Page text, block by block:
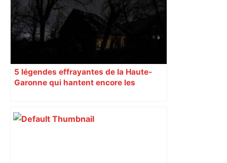
5 légendes effrayantes de la Haute-
Garonne qui hantent encore les